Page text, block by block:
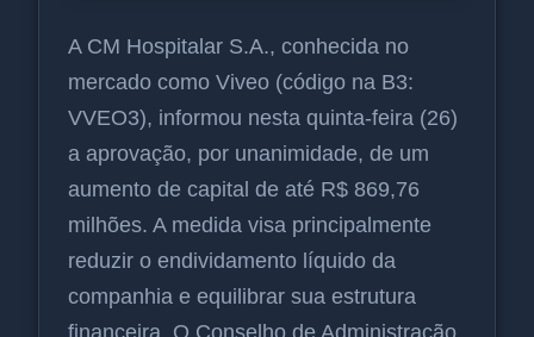
A CM Hospitalar S.A., conhecida no
mercado como Viveo (código na B3:
VVEO3), informou nesta quinta-feira (26)
a aprovação, por unanimidade, de um
aumento de capital de até R$ 869,76
milhões. A medida visa principalmente
reduzir o endividamento líquido da
companhia e equilibrar sua estrutura
financeira. O Conselho de Administração